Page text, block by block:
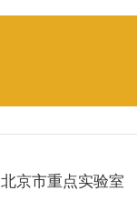
北京市重点实验室